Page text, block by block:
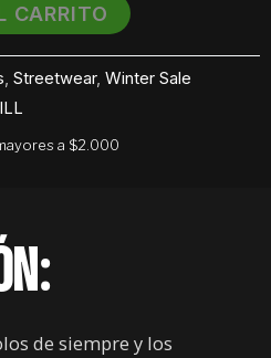
CARRITO
, Streetwear, Winter Sale
a $2.000
de siempre y los